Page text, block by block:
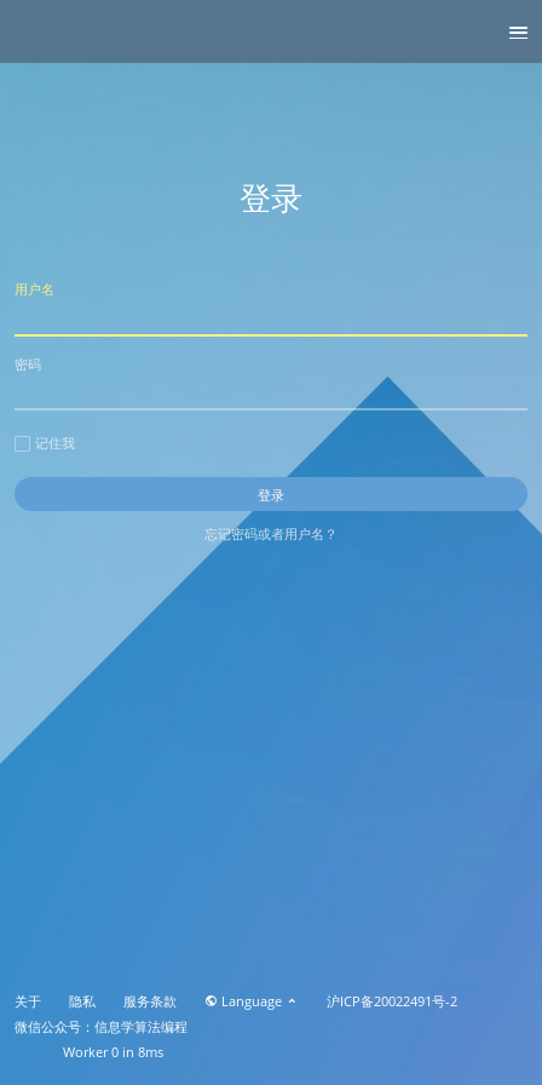
登录
用户名
密码
记住我
忘记密码或者用户名？
关于 隐私 服务条款 Language
沪ICP备20022491号-2
微信公众号：信息学算法编程
Worker 0 in 8ms